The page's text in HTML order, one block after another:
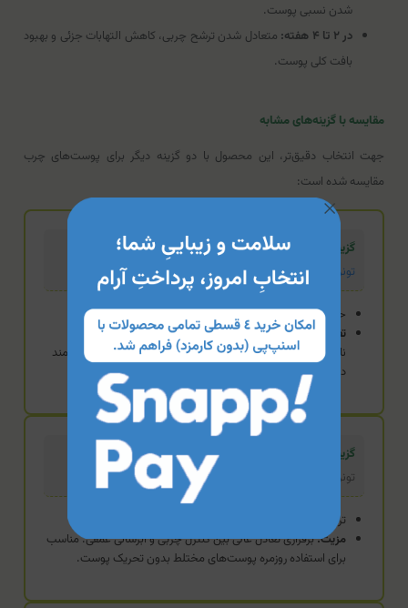
شدن نسبی پوست.
در ۲ تا ۴ هفته:
متعادل شدن ترشح چربی، کاهش التهابات جزئی و بهبود
بافت کلی پوست.
مقایسه با گزینه‌های مشابه
جهت انتخاب دقیق‌تر، این محصول با دو گزینه دیگر برای پوست‌های چرب
مقایسه شده است:
گزینه تخصصی ضدآکنه
تونر نیاسینامید فولی سنس
حاوی نیاسینامید و روغن درخت چای (Tea Tree)
تفاوت:اگر هدف اصلی شما مبارزه با جوش‌های فعال و لک‌های
ناشی از آن است، فولی سنس به دلیل ترکیب ضدباکتریایی قدرتمند
درخت چای و نیاسینامید، گزینه تخصصی‌تری است.
گزینه استاندارد (محصول فعلی)
تونر جولیتا استی
ترکیبی از زینک، هیالورونیک اسید و عصاره‌های گیاهی
مزیت:برقراری تعادل عالی بین کنترل چربی و آبرسانی عمقی. مناسب
برای استفاده روزمره پوست‌های مختلط بدون تحریک پوست.